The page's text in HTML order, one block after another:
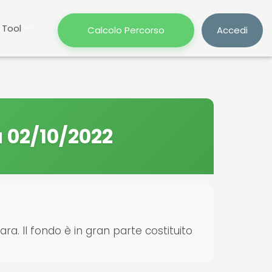
Tool Calcolo Percorso Accedi
10/2022
Il fondo è in gran parte costituito